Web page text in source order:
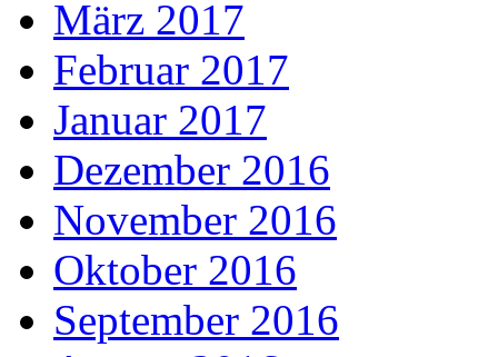
März 2017
Februar 2017
Januar 2017
Dezember 2016
November 2016
Oktober 2016
September 2016